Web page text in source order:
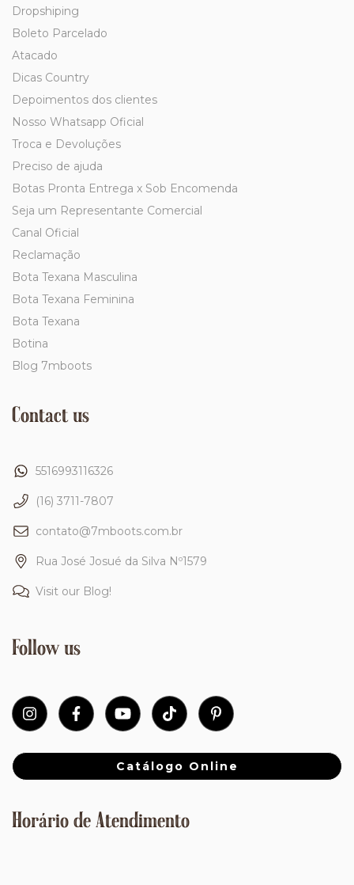
Dropshiping
Boleto Parcelado
Atacado
Dicas Country
Depoimentos dos clientes
Nosso Whatsapp Oficial
Troca e Devoluções
Preciso de ajuda
Botas Pronta Entrega x Sob Encomenda
Seja um Representante Comercial
Canal Oficial
Reclamação
Bota Texana Masculina
Bota Texana Feminina
Bota Texana
Botina
Blog 7mboots
Contact us
5516993116326
(16) 3711-7807
contato@7mboots.com.br
Rua José Josué da Silva Nº1579
Visit our Blog!
Follow us
Catálogo Online
Horário de Atendimento